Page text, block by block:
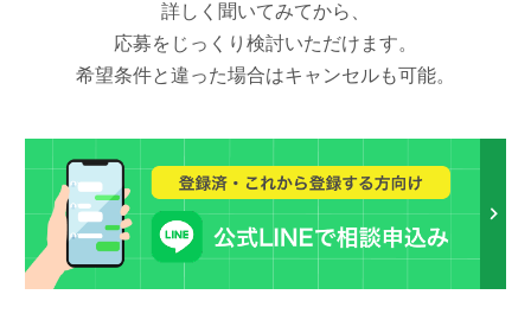
詳しく聞いてみてから、
応募をじっくり検討いただけます。
希望条件と違った場合はキャンセルも可能。